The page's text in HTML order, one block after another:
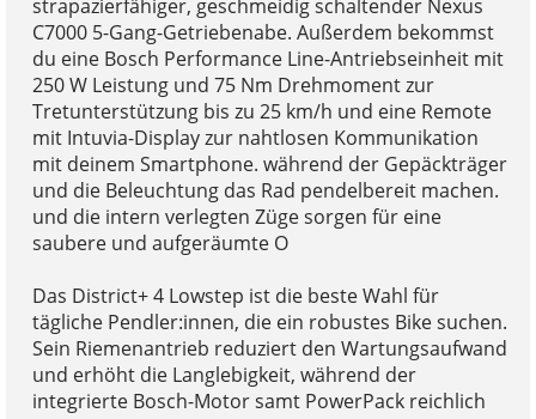
strapazierfähiger, geschmeidig schaltender Nexus
C7000 5-Gang-Getriebenabe. Außerdem bekommst
du eine Bosch Performance Line-Antriebseinheit mit
250 W Leistung und 75 Nm Drehmoment zur
Tretunterstützung bis zu 25 km/h und eine Remote
mit Intuvia-Display zur nahtlosen Kommunikation
mit deinem Smartphone. während der Gepäckträger
und die Beleuchtung das Rad pendelbereit machen.
und die intern verlegten Züge sorgen für eine
saubere und aufgeräumte O
Das District+ 4 Lowstep ist die beste Wahl für
tägliche Pendler:innen, die ein robustes Bike suchen.
Sein Riemenantrieb reduziert den Wartungsaufwand
und erhöht die Langlebigkeit, während der
integrierte Bosch-Motor samt PowerPack reichlich